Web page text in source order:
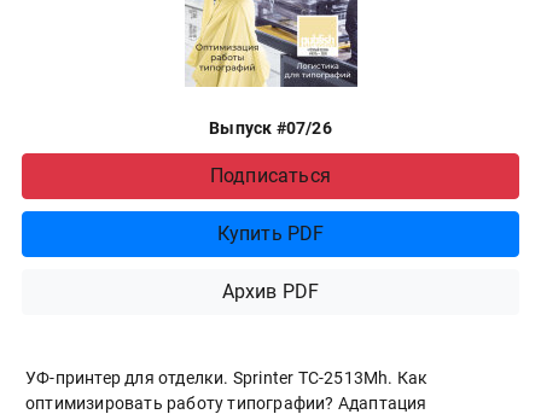
Выпуск #07/26
Подписаться
Купить PDF
Архив PDF
УФ-принтер для отделки. Sprinter ТС-2513Mh. Как
оптимизировать работу типографии? Адаптация